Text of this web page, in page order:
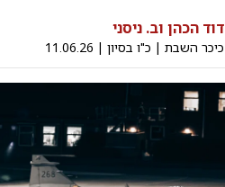
דוד הכהן וב. ניסני
כיכר השבת| כ"ו בסיון |
11.06.26